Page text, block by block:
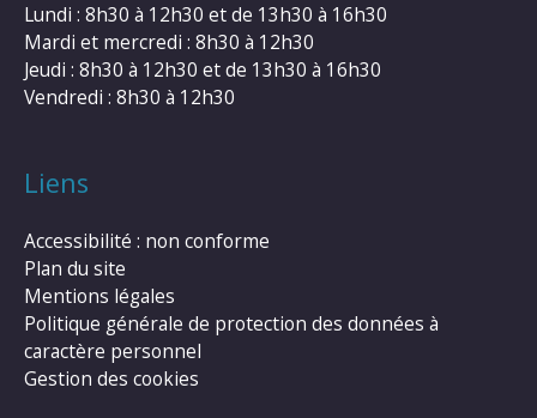
Lundi : 8h30 à 12h30 et de 13h30 à 16h30
Mardi et mercredi : 8h30 à 12h30
Jeudi : 8h30 à 12h30 et de 13h30 à 16h30
Vendredi : 8h30 à 12h30
Liens
Accessibilité : non conforme
Plan du site
Mentions légales
Politique générale de protection des données à
caractère personnel
Gestion des cookies